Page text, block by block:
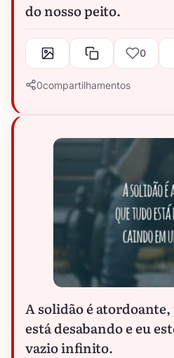
do nosso peito.
0
0compartilhamentos
A solidão é
está desabando e eu
vazio infinito.